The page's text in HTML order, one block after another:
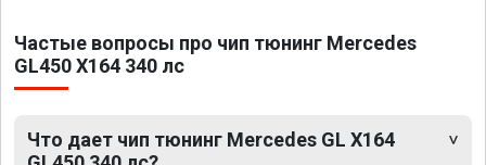
Частые вопросы про чип тюнинг Mercedes
GL450 X164 340 лс
Что дает чип тюнинг Mercedes GL X164